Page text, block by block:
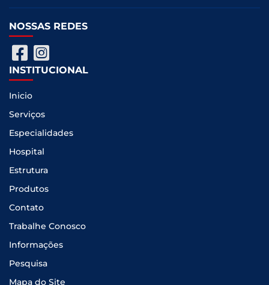
NOSSAS REDES
INSTITUCIONAL
Inicio
Serviços
Especialidades
Hospital
Estrutura
Produtos
Contato
Trabalhe Conosco
Informações
Pesquisa
Mapa do Site